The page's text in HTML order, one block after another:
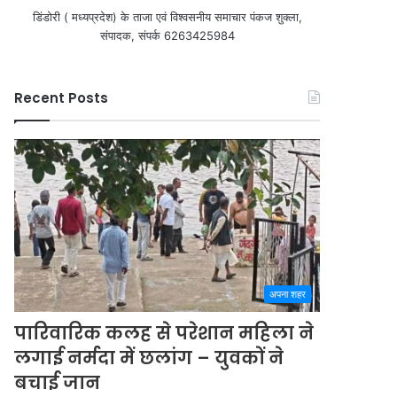
डिंडोरी ( मध्यप्रदेश) के ताजा एवं विश्वसनीय समाचार पंकज शुक्ला,
संपादक, संपर्क 6263425984
Recent Posts
अपना शहर
पारिवारिक कलह से परेशान महिला ने
लगाई नर्मदा में छलांग – युवकों ने
बचाई जान